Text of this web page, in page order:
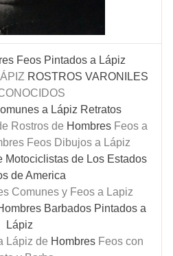
Feos Pintados a Lápiz
ROSTROS VARONILES
a Lápiz Retratos
Rostros de Hombres Feos a
Feos Dibujos a Lápiz
Motociclistas de Los Estados
de America
Comunes y Feos a Lapiz
Barbados Pintados a
Lápiz
Lápiz de Hombres Feos con